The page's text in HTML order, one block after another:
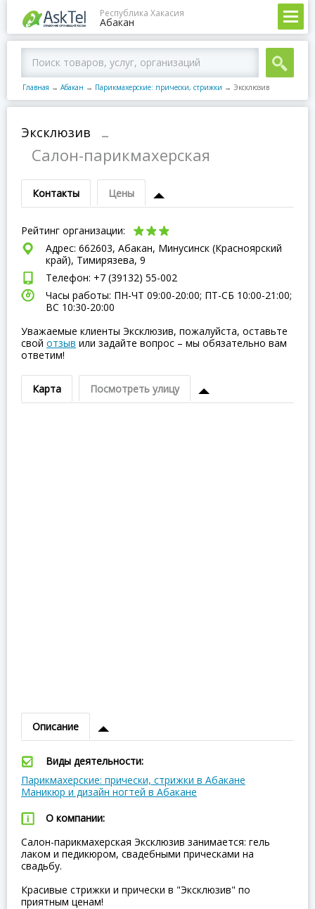
Республика Хакасия
Абакан
Главная → Абакан → Парикмахерские: прически, стрижки → Эксклюзив
Эксклюзив
–
Салон-парикмахерская
Контакты Цены
Рейтинг организации:
Адрес: 662603, Абакан, Минусинск (Красноярский
край), Тимирязева, 9
Телефон: +7 (39132) 55-002
Часы работы: ПН-ЧТ 09:00-20:00; ПТ-СБ 10:00-21:00;
ВC 10:30-20:00
Уважаемые клиенты Эксклюзив, пожалуйста, оставьте
свой отзыв или задайте вопрос – мы обязательно вам
ответим!
Карта Посмотреть улицу
Описание
Виды деятельности:
Парикмахерские: прически, стрижки в Абакане
Маникюр и дизайн ногтей в Абакане
О компании:
Салон-парикмахерская Эксклюзив занимается: гель
лаком и педикюром, свадебными прическами на
свадьбу.
Красивые стрижки и прически в "Эксклюзив" по
приятным ценам!